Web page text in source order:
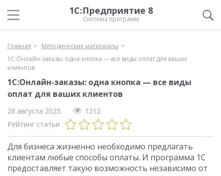
1С:Предприятие 8
Система программ
Главная
Методические материалы
1С:Онлайн-заказы: одна кнопка — все виды оплат для ваших
клиентов
1С:Онлайн-заказы: одна кнопка — все виды
оплат для ваших клиентов
28 августа 2025
1212
Рейтинг статьи
Для бизнеса жизненно необходимо предлагать
клиентам любые способы оплаты. И программа 1С
предоставляет такую возможность независимо от